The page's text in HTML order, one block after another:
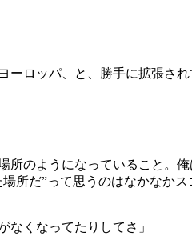
ロッパ、と、勝手に拡張さ
のようになっていること。
所だ”って思うのはなかなか
なくなってたりしてさ」